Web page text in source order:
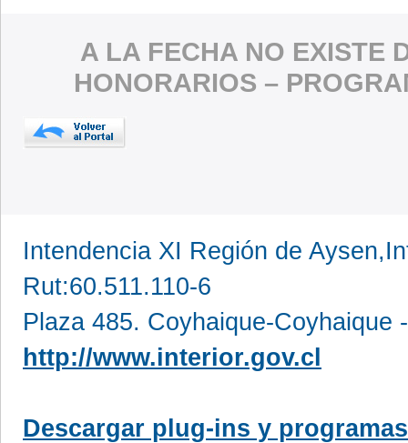
A LA FECHA NO EXISTE
HONORARIOS –
Intendencia XI Región de
Rut:60.511.110-6
Plaza 485. Coyhaique-Coyhaique
http://www.interior.gov.cl
Descargar plug-ins y